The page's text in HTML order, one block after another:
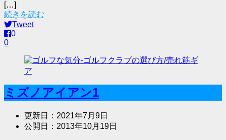
[…]
続きを読む
Tweet
0
0
ミズノアイアン1
更新日： 2021年7月9日
公開日： 2013年10月19日